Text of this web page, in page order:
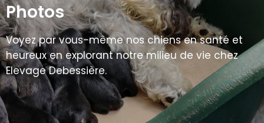
Photos
Voyez par vous-même nos chiens en santé et
heureux en explorant notre milieu de vie chez
Elevage Debessière.